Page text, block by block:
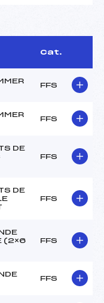
Cat.
FFS
FFS
DE
FFS
DE
FFS
(2×6
FFS
FFS